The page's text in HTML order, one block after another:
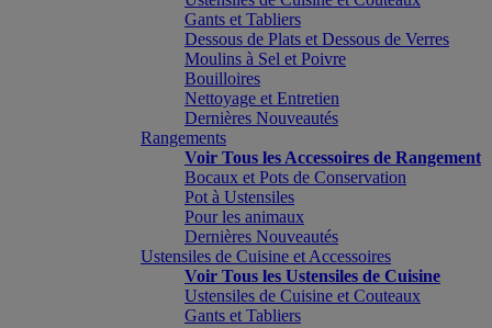
Gants et Tabliers
Dessous de Plats et Dessous de Verres
Moulins à Sel et Poivre
Bouilloires
Nettoyage et Entretien
Dernières Nouveautés
Rangements
Voir Tous les Accessoires de Rangement
Bocaux et Pots de Conservation
Pot à Ustensiles
Pour les animaux
Dernières Nouveautés
Ustensiles de Cuisine et Accessoires
Voir Tous les Ustensiles de Cuisine
Ustensiles de Cuisine et Couteaux
Gants et Tabliers